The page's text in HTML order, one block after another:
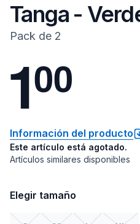
Tanga -
Pack de 2
100
Información del producto
Este artículo está agotado.
Artículos similares disponibles
Elegir tamaño